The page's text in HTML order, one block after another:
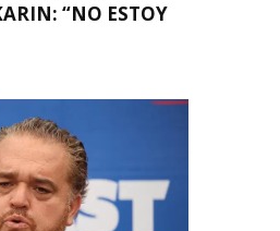
“NO ESTOY